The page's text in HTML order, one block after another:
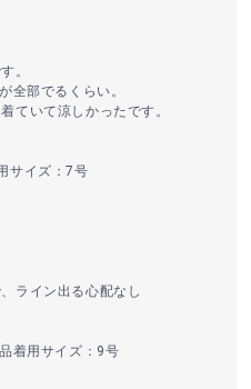
。
全部でるくらい。
ていて涼しかったです。
サイズ：7号
ライン出る心配なし
着用サイズ：9号